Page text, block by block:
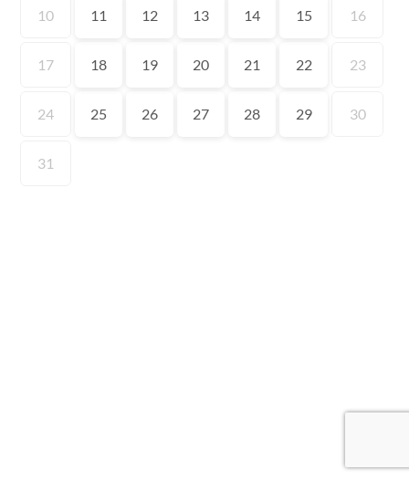
10 11 12 13 14 15 16
17 18 19 20 21 22 23
24 25 26 27 28 29 30
31